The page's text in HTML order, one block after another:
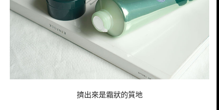
擠出來是霜狀的質地